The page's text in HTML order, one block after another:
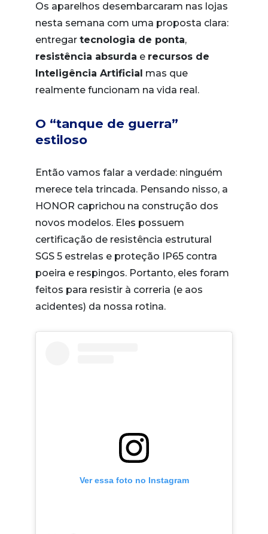
Os aparelhos desembarcaram nas lojas
nesta semana com uma proposta clara:
entregar tecnologia de ponta,
resistência absurda e recursos de
Inteligência Artificial mas que
realmente funcionam na vida real.
O “tanque de guerra”
estiloso
Então vamos falar a verdade: ninguém
merece tela trincada. Pensando nisso, a
HONOR caprichou na construção dos
novos modelos. Eles possuem
certificação de resistência estrutural
SGS 5 estrelas e proteção IP65 contra
poeira e respingos. Portanto, eles foram
feitos para resistir à correria (e aos
acidentes) da nossa rotina.
Ver essa foto no Instagram